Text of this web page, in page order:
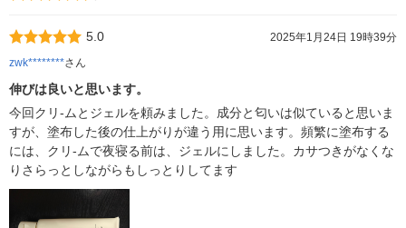
5.0
2025年1月24日 19時39分
zwk********さん
伸びは良いと思います。
今回クリ-ムとジェルを頼みました。成分と匂いは似ていると思いま
すが、塗布した後の仕上がりが違う用に思います。頻繁に塗布する
には、クリ-ムで夜寝る前は、ジェルにしました。カサつきがなくな
りさらっとしながらもしっとりしてます